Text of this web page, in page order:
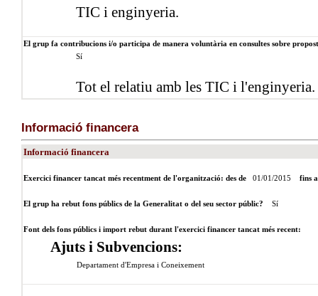
TIC i enginyeria.
El grup fa contribucions i/o participa de manera voluntària en consultes sobre
Sí
Tot el relatiu amb les TIC i l'enginyeria.
Informació financera
Informació financera
Exercici financer tancat més recentment de l'organització: des de 01/01/2015 fins
El grup ha rebut fons públics de la Generalitat o del seu sector públic? Sí
Font dels fons públics i import rebut durant l'exercici financer tancat més recent:
Ajuts i Subvencions:
Departament d'Empresa i Coneixement